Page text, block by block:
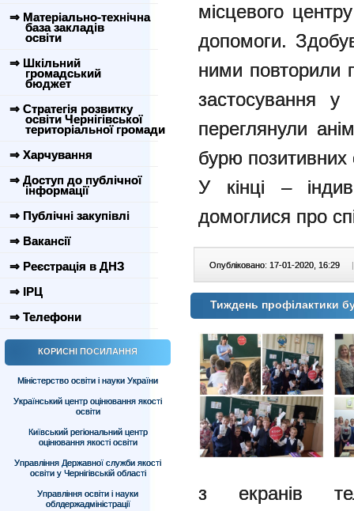
⇒ Матеріально-технічна
база закладів
освіти
⇒ Шкільний
громадський
бюджет
⇒ Стратегія розвитку
освіти Чернігівської
територіальної громади
⇒ Харчування
⇒ Доступ до публічної
інформації
⇒ Публічні закупівлі
⇒ Вакансії
⇒ Реєстрація в ДНЗ
⇒ ІРЦ
⇒ Телефони
КОРИСНІ ПОСИЛАННЯ
Міністерство освіти і науки України
Український центр оцінювання якості
освіти
Київський регіональний центр
оцінювання якості освіти
Управління Державної служби якості
освіти у Чернігівській області
Управління освіти і науки
облдержадміністрації
місцевого
допомоги.
ними повторили
застосування у
переглянули
бурю позитивних
У кінці –
домоглися про
Опубліковано: 17-01-2020, 16:29 |
Тиждень профілактики
з екранів